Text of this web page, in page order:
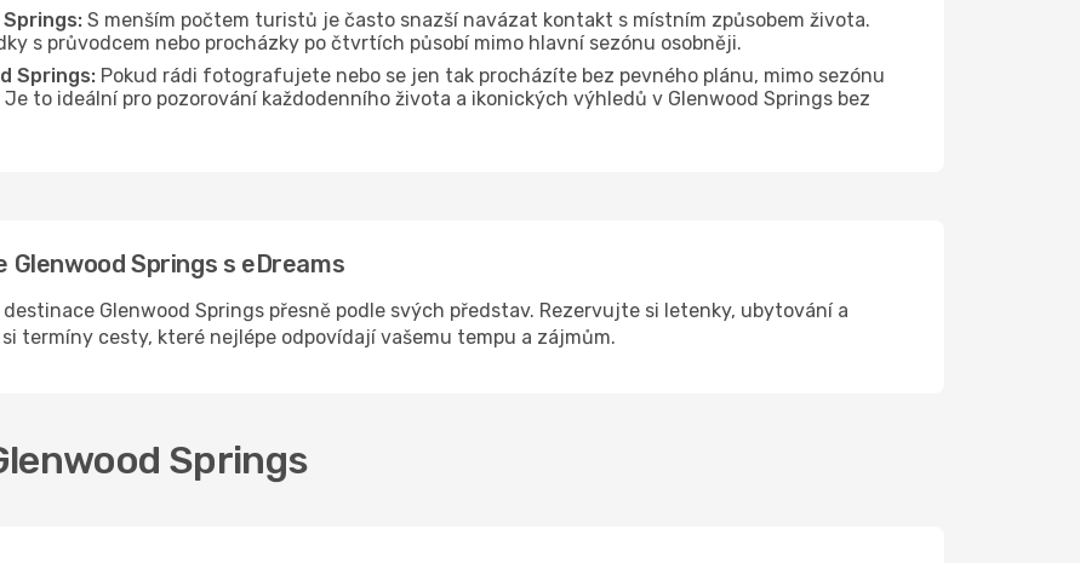
S menším počtem turistů je často snazší navázat kontakt s místním způsobem života.
s průvodcem nebo procházky po čtvrtích působí mimo hlavní sezónu osobněji.
Springs: Pokud rádi fotografujete nebo se jen tak procházíte bez pevného plánu, mimo sezónu
to ideální pro pozorování každodenního života a ikonických výhledů v Glenwood Springs bez
Springs s eDreams
Glenwood Springs přesně podle svých představ. Rezervujte si letenky, ubytování a
termíny cesty, které nejlépe odpovídají vašemu tempu a zájmům.
Springs